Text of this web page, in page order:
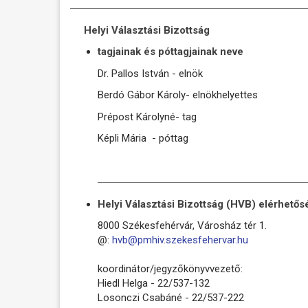
Helyi Választási Bizottság
tagjainak és póttagjainak neve
Dr. Pallos István - elnök
Berdó Gábor Károly- elnökhelyettes
Prépost Károlyné- tag
Képli Mária - póttag
Helyi Választási Bizottság (HVB)
8000 Székesfehérvár, Városház tér 1.
@: hvb@pmhiv.szekesfehervar.hu
koordinátor/jegyzőkönyvvezető:
Hiedl Helga - 22/537-132
Losonczi Csabáné - 22/537-222